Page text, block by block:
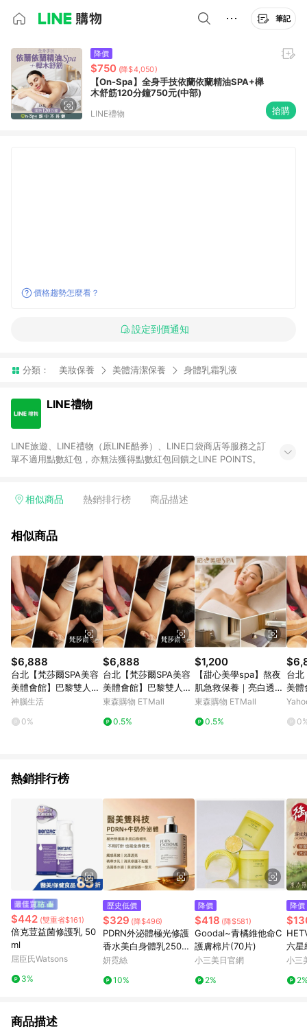
筆記
降價
$750 (降$4,050)
【On-Spa】全身手技依蘭依蘭精油SPA+櫸
木舒筋120分鐘750元(中部)
LINE禮物 搶購
價格趨勢怎麼看？
設定到價通知
分類： 美妝保養 美體清潔保養 身體乳霜乳液
LINE禮物
LINE旅遊、LINE禮物（原LINE酷券）、LINE口袋商店等服務之訂
單不適用點數紅包，亦無法獲得點數紅包回饋之LINE POINTS。
相似商品 熱銷排行榜 商品描述
相似商品
$6,888
台北【梵莎爾SPA美容
美體會館】巴黎雙人寧
靜時光，75分鐘台北雙
神腦生活
0%
$6,888
台北【梵莎爾SPA美容
美體會館】巴黎雙人寧
靜時光，75分鐘台北雙
東森購物 ETMall
0.5%
$1,200
【甜心美學spa】熬夜
肌急救保養｜亮白透亮
美肌60分鐘(MO)
東森購物 ETMall
0.5%
台北
美體
靜時
熱銷排行榜
$442 (雙重省$161)
倍克荳益菌修護乳 50
ml
屈臣氏Watsons
3%
歷史低價
$329 (降$496)
PDRN外泌體極光修護
香水美白身體乳250ml
(琥珀之吻)注意：買1送
之【限定組】下單
妍霓絲
10%
降價
$418 (降$581)
Goodal~青橘維他命C
護膚棉片(70片)
小三美日官網
2%
降價
六星
緩按
小三
商品描述